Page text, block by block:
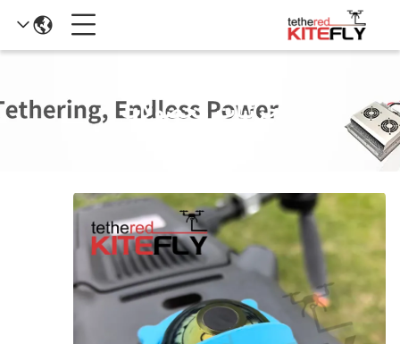
جزئیات محصولات